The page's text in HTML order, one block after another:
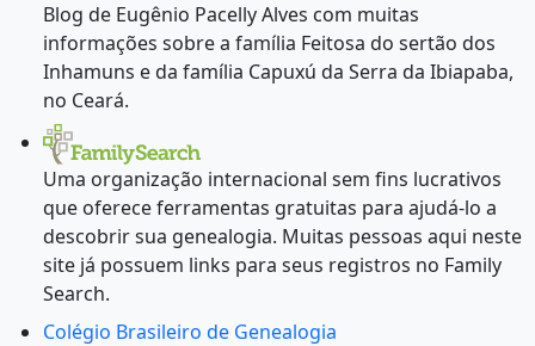
Blog de Eugênio Pacelly Alves com muitas
informações sobre a família Feitosa do sertão dos
Inhamuns e da família Capuxú da Serra da Ibiapaba,
no Ceará.
Uma organização internacional sem fins lucrativos
que oferece ferramentas gratuitas para ajudá-lo a
descobrir sua genealogia. Muitas pessoas aqui neste
site já possuem links para seus registros no Family
Search.
Colégio Brasileiro de Genealogia